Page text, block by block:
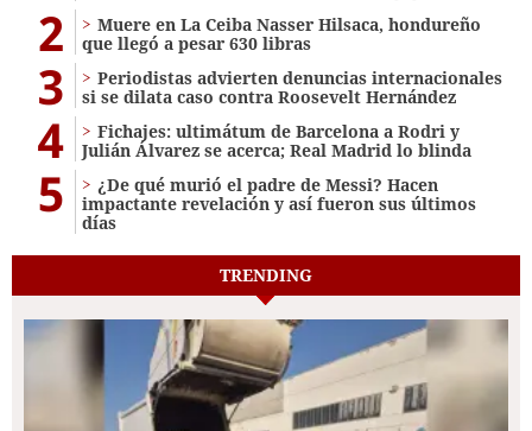
2
Muere en La Ceiba Nasser Hilsaca, hondureño
que llegó a pesar 630 libras
3
Periodistas advierten denuncias internacionales
si se dilata caso contra Roosevelt Hernández
4
Fichajes: ultimátum de Barcelona a Rodri y
Julián Álvarez se acerca; Real Madrid lo blinda
5
¿De qué murió el padre de Messi? Hacen
impactante revelación y así fueron sus últimos
días
TRENDING